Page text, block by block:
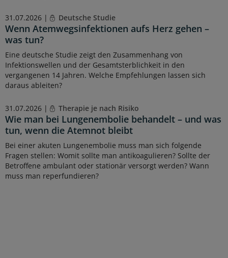
31.07.2026 | Deutsche Studie
Wenn Atemwegsinfektionen aufs Herz gehen –
was tun?
Eine deutsche Studie zeigt den Zusammenhang von
Infektionswellen und der Gesamtsterblichkeit in den
vergangenen 14 Jahren. Welche Empfehlungen lassen sich
daraus ableiten?
31.07.2026 | Therapie je nach Risiko
Wie man bei Lungenembolie behandelt – und was
tun, wenn die Atemnot bleibt
Bei einer akuten Lungenembolie muss man sich folgende
Fragen stellen: Womit sollte man antikoagulieren? Sollte der
Betroffene ambulant oder stationär versorgt werden? Wann
muss man reperfundieren?